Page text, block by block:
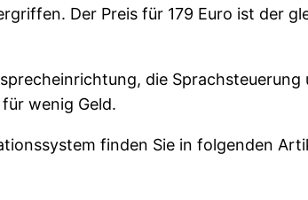
Der Preis für 179 Euro ist der
die
wenig Geld.
finden Sie in folgenden